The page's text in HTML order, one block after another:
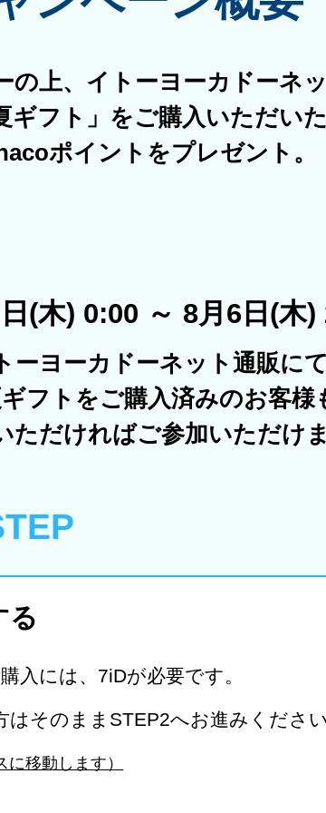
の上、イトーヨーカドーネ
ギフト」をご購入いただい
ポイントをプレゼント。
(木) 0:00 ～ 8月6日(木)
ーヨーカドーネット通販にて
フトをご購入済みのお客様
ただければご参加いただけ
る
入には、7iDが必要です。
そのままSTEP2へお進みください
移動します）